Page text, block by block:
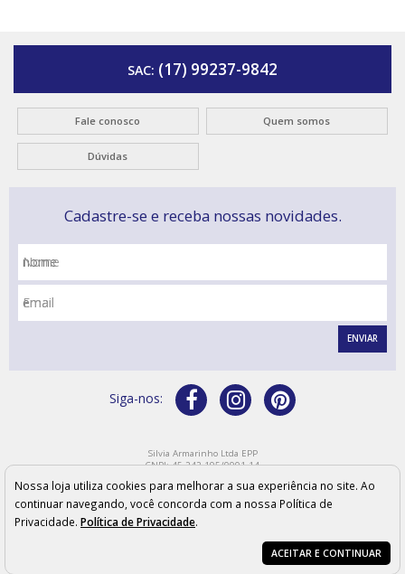
SAC: (17) 99237-9842
Fale conosco Quem somos
Dúvidas
Cadastre-se e receba nossas novidades.
Nome
Email
ENVIAR
Silvia Armarinho Ltda EPP
CNPJ: 45.242.195/0001-14
Os preços, quantidade em estoque e condições de pagamento apresentados neste site não
valem necessariamente para nossas lojas físicas e podem sofrer alterações sem prévia
notificação. As imagens meramente ilustrativas e os produtos podem sofrer variações de cor
conforme configurações e modelo do monitor.
Nossa loja utiliza cookies para melhorar a sua experiência no site. Ao
continuar navegando, você concorda com a nossa Política de
Privacidade. Política de Privacidade.
ACEITAR E CONTINUAR